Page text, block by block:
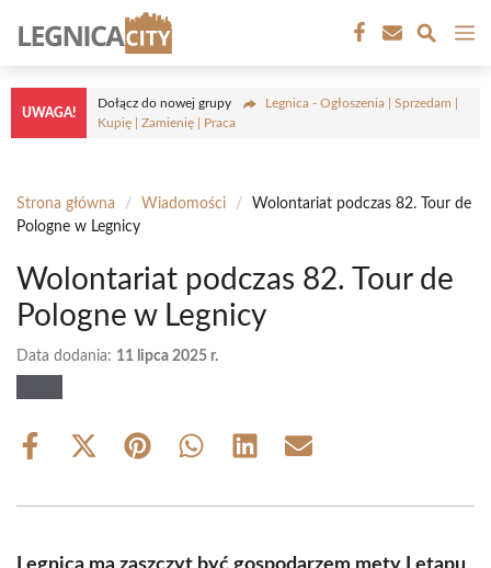
treści
UWAGA!
Dołącz do nowej grupy
Legnica - Ogłoszenia | Sprzedam |
Kupię | Zamienię | Praca
Strona główna / Wiadomości /
Wolontariat podczas 82. Tour de
Pologne w Legnicy
Wolontariat podczas 82. Tour de
Pologne w Legnicy
Data dodania: 11 lipca 2025 r.
Share
Share
(Twitter)
Share Share Share Share